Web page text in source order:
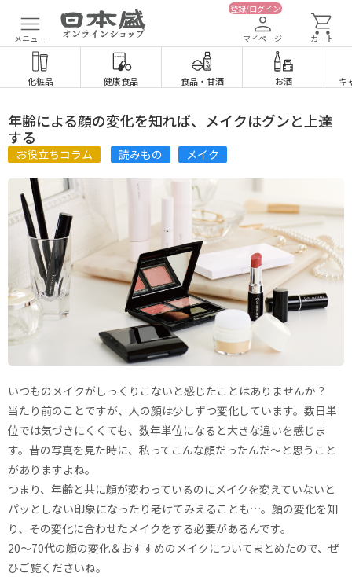
メニュー
登録/ログイン
マイページ カート
化粧品 健康食品 食品・ 甘酒 お酒 キ
年齢による顔の変化を知れば、メイクはグンと上達
する
お役立ちコラム 読みもの メイク
いつものメイクがしっくりこないと感じたことはありませんか？
当たり前のことですが、人の顔は少しずつ変化しています。数日単
位では気づきにくくても、数年単位になると大きな違いを感じま
す。昔の写真を見た時に、私ってこんな顔だったんだ～と思うこと
がありますよね。
つまり、年齢と共に顔が変わっているのにメイクを変えていないと
パッとしない印象になったり老けてみえることも…。顔の変化を知
り、その変化に合わせたメイクをする必要があるんです。
20～70代の顔の変化＆おすすめのメイクについてまとめたので、ぜ
ひご覧くださいね。